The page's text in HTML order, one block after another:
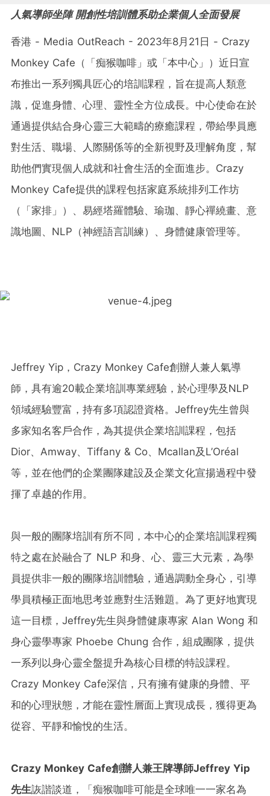
人氣導師坐陣 開創性培訓體系助企業個人全面發展
香港 - Media OutReach - 2023年8月21日 - Crazy
Monkey Cafe（「痴猴咖啡」或「本中心」）近日宣
布推出一系列獨具匠心的培訓課程，旨在提高人類意
識，促進身體、心理、靈性全方位成長。中心使命在於
通過提供結合身心靈三大範疇的療癒課程，帶給學員應
對生活、職場、人際關係等的全新視野及理解角度，幫
助他們實現個人成就和社會生活的全面進步。Crazy
Monkey Cafe提供的課程包括家庭系統排列工作坊
（「家排」）、易經塔羅體驗、瑜珈、靜心禪繞畫、意
識地圖、NLP（神經語言訓練）、身體健康管理等。
Jeffrey Yip，Crazy Monkey Cafe創辦人兼人氣導
師，具有逾20載企業培訓專業經驗，於心理學及NLP
領域經驗豐富，持有多項認證資格。Jeffrey先生曾與
多家知名客戶合作，為其提供企業培訓課程，包括
Dior、Amway、Tiffany & Co、Mcallan及L’Oréal
等，並在他們的企業團隊建設及企業文化宣揚過程中發
揮了卓越的作用。
與一般的團隊培訓有所不同，本中心的企業培訓課程獨
特之處在於融合了 NLP 和身、心、靈三大元素，為學
員提供非一般的團隊培訓體驗，通過調動全身心，引導
學員積極正面地思考並應對生活難題。為了更好地實現
這一目標，Jeffrey先生與身體健康專家 Alan Wong 和
身心靈學專家 Phoebe Chung 合作，組成團隊，提供
一系列以身心靈全盤提升為核心目標的特設課程。
Crazy Monkey Cafe深信，只有擁有健康的身體、平
和的心理狀態，才能在靈性層面上實現成長，獲得更為
從容、平靜和愉悅的生活。
Crazy Monkey Cafe創辦人兼王牌導師Jeffrey Yip
先生詼諧談道，「痴猴咖啡可能是全球唯一一家名為